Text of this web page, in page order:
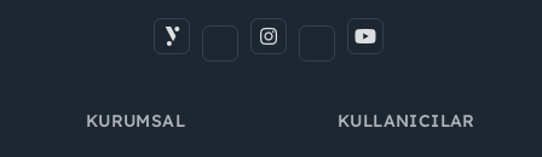
KURUMSAL KULLANICILAR